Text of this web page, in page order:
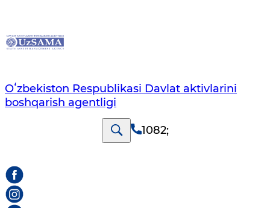
Oʻzbekiston Respublikasi Davlat aktivlarini
boshqarish agentligi
1082;